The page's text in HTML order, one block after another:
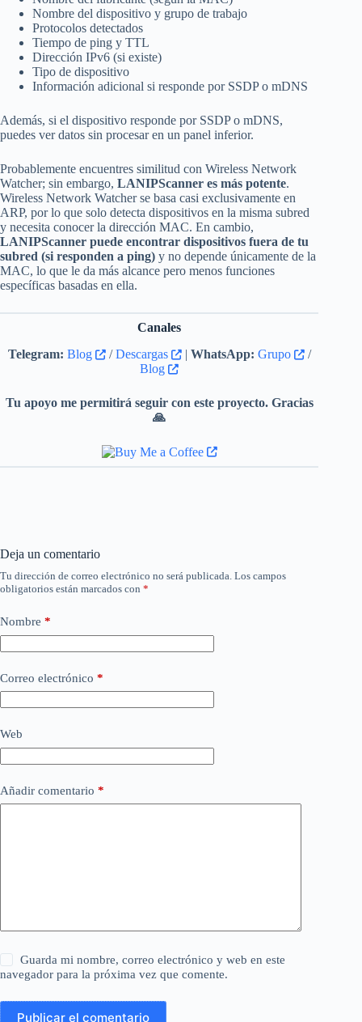
Nombre del dispositivo y grupo de trabajo
Protocolos detectados
Tiempo de ping y TTL
Dirección IPv6 (si existe)
Tipo de dispositivo
Información adicional si responde por SSDP o mDNS
Además, si el dispositivo responde por SSDP o mDNS,
puedes ver datos sin procesar en un panel inferior.
Probablemente encuentres similitud con Wireless Network
Watcher; sin embargo, LANIPScanner es más potente.
Wireless Network Watcher se basa casi exclusivamente en
ARP, por lo que solo detecta dispositivos en la misma subred
y necesita conocer la dirección MAC. En cambio,
LANIPScanner puede encontrar dispositivos fuera de tu
subred (si responden a ping) y no depende únicamente de la
MAC, lo que le da más alcance pero menos funciones
específicas basadas en ella.
Canales
Telegram: Blog /Descargas | WhatsApp: Grupo
/
Blog
Tu apoyo me permitirá seguir con este proyecto. Gracias
🙏
Deja un comentario
Tu dirección de correo electrónico no será publicada. Los campos
obligatorios están marcados con *
Nombre *
Correo electrónico *
Web
Añadir comentario *
Guarda mi nombre, correo electrónico y web en este
navegador para la próxima vez que comente.
Publicar el comentario